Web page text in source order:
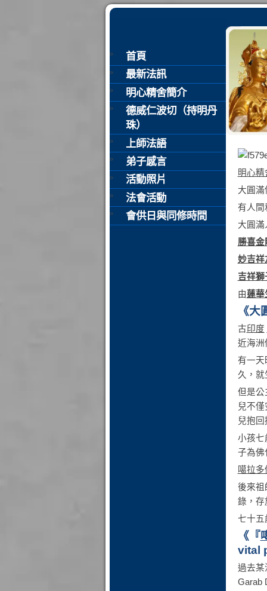
首頁
最新法訊
明心精舍簡介
德威仁波切（持明丹
珠）
上師法語
弟子感言
活動照片
法會活動
會供日與同修時間
明心精
大圓滿
有人間
大圓滿
勝喜金
妙吉祥
吉祥獅
由蓮華
《
古印度
近海洲
有一天
久，就
但是公
兒不
兒抱回
小孩七
子為佛
噶拉多
後來祖
錄，存
七十五
《『
vital
過去某
Garab